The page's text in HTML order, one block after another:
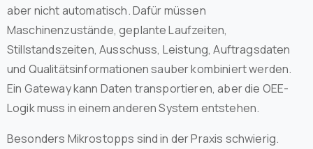
aber nicht automatisch. Dafür müssen
Maschinenzustände, geplante Laufzeiten,
Stillstandszeiten, Ausschuss, Leistung, Auftragsdaten
und Qualitätsinformationen sauber kombiniert werden.
Ein Gateway kann Daten transportieren, aber die OEE-
Logik muss in einem anderen System entstehen.
Besonders Mikrostopps sind in der Praxis schwierig.